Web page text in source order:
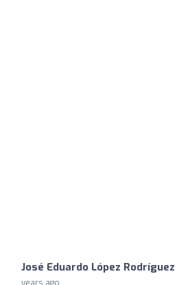
José Eduardo López Rodríguez
years ago